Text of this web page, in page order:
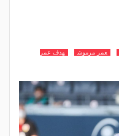
عمر مرموش
هدف عمر